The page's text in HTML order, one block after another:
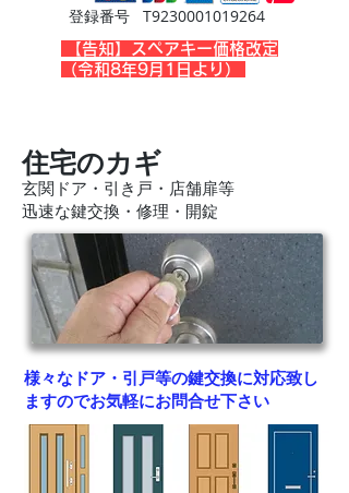
登録番号 T9230001019264
​【告知】スペアキー価格改定
（令和8年9月1日より）
住宅のカギ
玄関ドア・引き戸・店舗扉等
迅速な鍵交換・修理・開錠
様々なドア・引戸等の鍵交換に対応致し
ますのでお気軽にお問合せ下さい